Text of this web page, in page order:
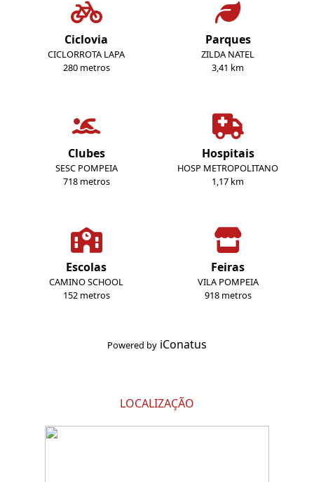
Ciclovia
CICLORROTA LAPA
280 metros
Parques
ZILDA NATEL
3,41 km
Clubes
SESC POMPEIA
718 metros
Hospitais
HOSP METROPOLITANO
1,17 km
Escolas
CAMINO SCHOOL
152 metros
Feiras
VILA POMPEIA
918 metros
Powered by iConatus
LOCALIZAÇÃO